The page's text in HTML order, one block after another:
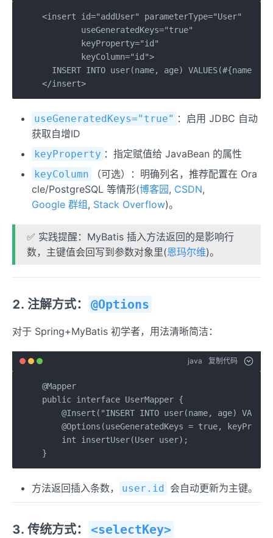
<insert id="addUser" parameterType="User"
        useGeneratedKeys="true"
        keyProperty="id"
        keyColumn="id">
INSERT INTO user(name, age) VALUES(#{name},
</insert>
useGeneratedKeys="true" ：启用 JDBC 自动
获取自增ID
keyProperty ：指定赋值给 JavaBean 的属性
keyColumn
（可选）：明确列名，推荐配置在 Ora
cle/PostgreSQL 等情形(博客园, CSDN,
Google 群组 , Stack Overflow)。
✅ 实践提醒：MyBatis 插入方法返回的是影响行
数，主键值会回写到参数对象里(恩玛尔维)。
2. 注解方式： @Options
对于 Spring+MyBatis 初学者，用法清晰简洁：
java 复制代码
@Mapper
public interface UserMapper {
@Insert("INSERT INTO user(name, age)
@Options(useGeneratedKeys = true,
    int insertUser(User user);
}
方法返回插入条数， user.id 会自动更新为主键。
3. 传统方式： <selectKey>